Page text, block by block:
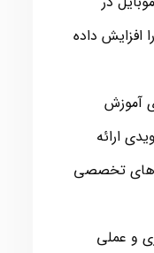
افزایش داده
آموزش
ارائه
تخصصی
و عملی